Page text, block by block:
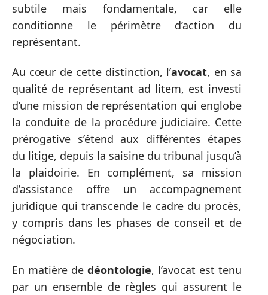
subtile mais fondamentale, car elle
conditionne le périmètre d’action du
représentant.
Au cœur de cette distinction, l’avocat, en sa
qualité de représentant ad litem, est investi
d’une mission de représentation qui englobe
la conduite de la procédure judiciaire. Cette
prérogative s’étend aux différentes étapes
du litige, depuis la saisine du tribunal jusqu’à
la plaidoirie. En complément, sa mission
d’assistance offre un accompagnement
juridique qui transcende le cadre du procès,
y compris dans les phases de conseil et de
négociation.
En matière de déontologie, l’avocat est tenu
par un ensemble de règles qui assurent le